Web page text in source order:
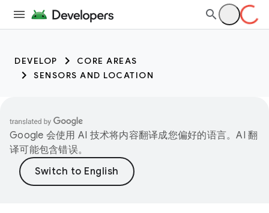
DEVELOP
CORE AREAS
SENSORS AND LOCATION
Google 会使用 AI 技术将内容翻译成您偏好的语言。AI 翻
译可能包含错误。